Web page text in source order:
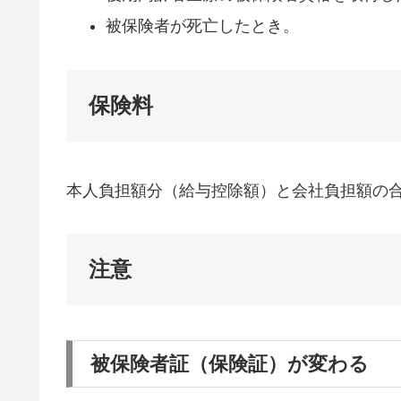
被保険者が死亡したとき。
保険料
本人負担額分（給与控除額）と会社負担額の
注意
被保険者証（保険証）が変わる